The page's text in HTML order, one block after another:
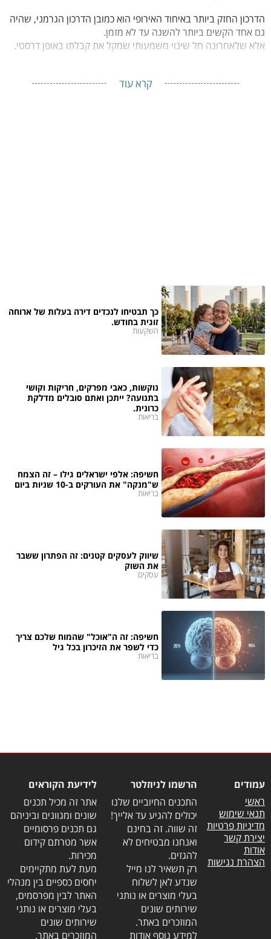
הדרכון החזק ביותר באיחוד האירופי הוא כמובן הדרכון הגרמני, שהיה
גם אחד הקשים ביותר להשגה עד לא מזמן.
אלא שלאחרונה חל שינוי משמעותי שמקל את קבלתו באופן דרסטי.
קרא עוד
כך תבטיחו לנכדים דירה בעלות של ארוחה
זוגית בחודש.
השקעות
נוקשות, כאבי מפרקים, חריקות וקושי
בתנועה? ייתכן ואתם סובלים מדלקת
כרונית.
בריאות
חשיפה: אלפי ישראלים גילו – זה הצמח
ש"מנקה" את העורקים ב-10 שניות ביום
בריאות
שיווק לעסקים קטנים: זה הפתרון ששבר
את השוק
עסקים
חשיפה: זה ה"אוכל" שהמוח שלכם צריך
כדי לשפר את הזיכרון בכל גיל
בריאות
עמודים
ראשי
תנאי שימוש
מדיניות פרטיות
יצירת קשר
אודות
הצהרת נגישות
הרשמו לניוזלטר
התכנים החיוביים שלנו
יכולים להגיע עד אלייך!
זה שווה. זה בחינם
ואנחנו מבטיחים לא
להגזים.
רק תשאיר לנו מייל
שנדע לאן לשלוח
בעלי מוצרים או נותני
שירותים שונים
המוזכרים באתר.
למידע נוסף אודות
לידיעת הקוראים
אתר זה מכיל תכנים
שונים ומגוונים וביניהם
גם תכנים פרסומיים
אשר מטרתם קידום
מכירות.
מעת לעת מתקיימים
יחסים כספיים בין מנהלי
האתר לבין מפרסמים,
בעלי מוצרים או נותני
שירותים שונים
המוזכרים באתר.